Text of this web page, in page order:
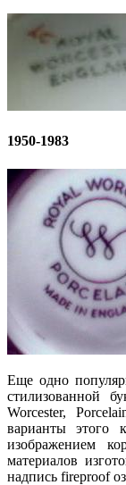
1950-1983
Еще одно
стилизованной
Worcester,
варианты этого
изображением
материалов
надпись fireproof